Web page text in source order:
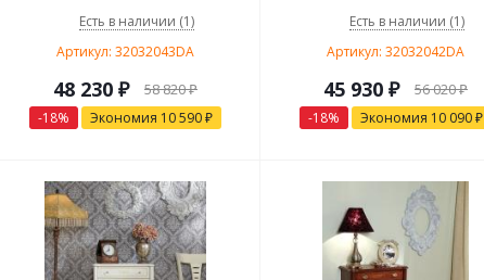
Есть в наличии (1)
Артикул: 32032043DA
48 230 ₽ 58 820₽
-18% Экономия 10 590₽
Есть в наличии (1)
Артикул: 32032042DA
45 930 ₽ 56 020₽
-18% Экономия 10 090₽